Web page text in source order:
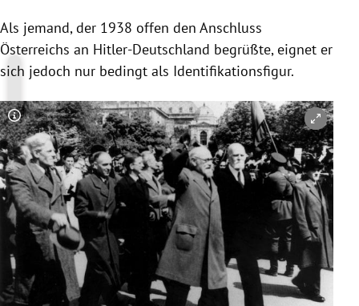
Als jemand, der 1938 offen den Anschluss
Österreichs an Hitler-Deutschland begrüßte, eignet er
sich jedoch nur bedingt als Identifikationsfigur.
Copyright-Hinweis öffnen/schließen